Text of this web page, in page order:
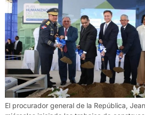
El procurador general de la República,